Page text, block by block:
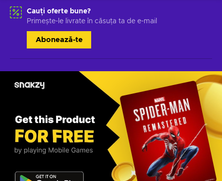
Cauți oferte bune?
Primește-le livrate în căsuța ta de e-mail
Abonează-te